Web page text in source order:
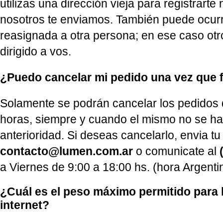
utilizas una dirección vieja para registrarte
nosotros te enviamos. También puede
reasignada a otra persona; en ese caso
dirigido a vos.
¿Puedo cancelar mi pedido una vez que
Solamente se podrán cancelar los
horas, siempre y cuando el mismo no se
anterioridad. Si deseas cancelarlo, envia
contacto@lumen.com.ar o comunicate al
a Viernes de 9:00 a 18:00 hs. (hora
¿Cuál es el peso máximo permitido
internet?